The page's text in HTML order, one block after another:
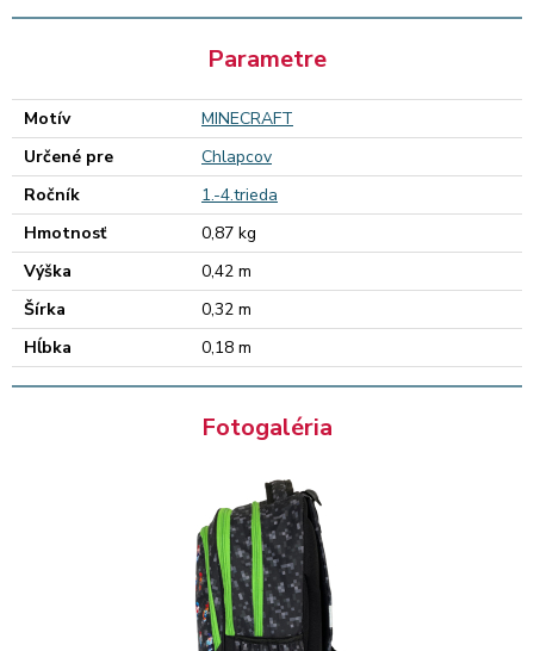
Parametre
Motív
MINECRAFT
Určené pre
Chlapcov
Ročník
1.-4.trieda
Hmotnosť
0,87 kg
Výška
0,42 m
Šírka
0,32 m
Hĺbka
0,18 m
Fotogaléria